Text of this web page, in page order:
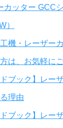
カッター GCC
）
機・レーザー
は、お気軽に
ドブック】レー
理由
ドブック】レー